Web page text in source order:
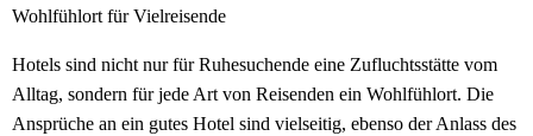
Wohlfühlort für Vielreisende
Hotels sind nicht nur für Ruhesuchende eine Zufluchtsstätte vom
Alltag, sondern für jede Art von Reisenden ein Wohlfühlort. Die
Ansprüche an ein gutes Hotel sind vielseitig, ebenso der Anlass des